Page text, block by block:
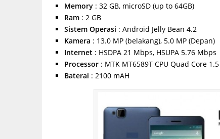
Memory : 32 GB, microSD (up to 64GB)
Ram : 2 GB
Sistem Operasi : Android Jelly Bean 4.2
Kamera : 13.0 MP (belakang), 5.0 MP (Depan)
Internet : HSDPA 21 Mbps, HSUPA 5.76 Mbps
Processor : MTK MT6589T CPU Quad Core 1.5
Baterai : 2100 mAH